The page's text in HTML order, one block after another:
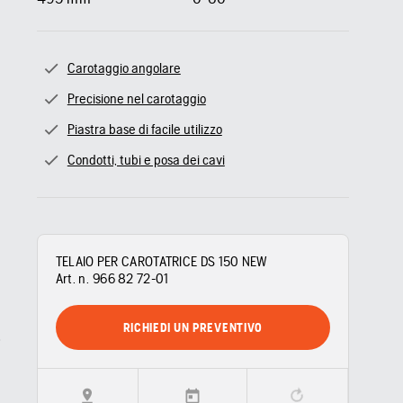
Carotaggio angolare
Precisione nel carotaggio
Piastra base di facile utilizzo
Condotti, tubi e posa dei cavi
TELAIO PER CAROTATRICE DS 150 NEW
Art. n. 966 82 72‑01
RICHIEDI UN PREVENTIVO